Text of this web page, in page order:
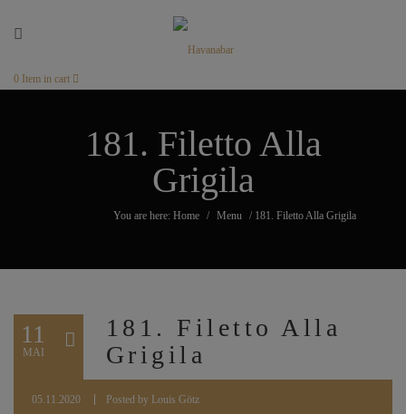
0 Item in cart
181. Filetto Alla
Grigila
You are here: Home / Menu / 181. Filetto Alla Grigila
11
MAI
181. Filetto Alla
Grigila
05.11.2020 Posted by Louis Götz